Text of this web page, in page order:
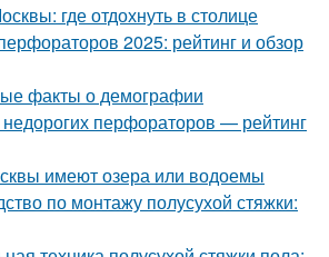
где отдохнуть в столице
2025: рейтинг и обзор
факты о демографии
перфораторов — рейтинг
имеют озера или водоемы
по монтажу полусухой стяжки: